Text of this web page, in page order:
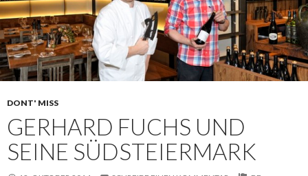
DONT' MISS
GERHARD FUCHS UND
SEINE SÜDSTEIERMARK